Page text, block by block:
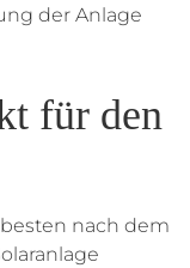
der Anlage
für den
nach dem